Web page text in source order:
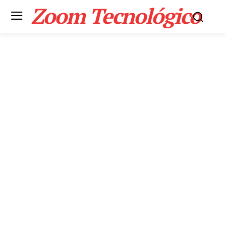
Zoom Tecnológico